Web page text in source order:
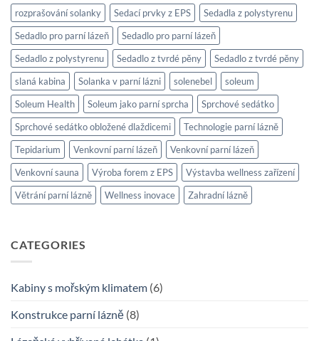
rozprašování solanky Sedací prvky z EPS
Sedadla z polystyrenu
Sedadlo pro parní lázeň
Sedadlo pro parní lázeň
Sedadlo z polystyrenu
Sedadlo z tvrdé pěny
Sedadlo z tvrdé pěny
slaná kabina
Solanka v parní lázni solenebel
soleum
Soleum Health
Soleum jako parní sprcha
Sprchové sedátko
Sprchové sedátko obložené dlaždicemi
Technologie parní lázně
Tepidarium
Venkovní parní lázeň
Venkovní parní lázeň
Venkovní sauna
Výroba forem z EPS
Výstavba wellness zařízení
Větrání parní lázně
Wellness inovace Zahradní lázně
CATEGORIES
Kabiny s mořským klimatem (6)
Konstrukce parní lázně (8)